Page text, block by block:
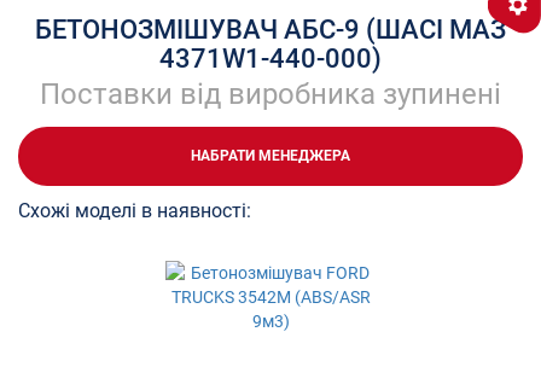
БЕТОНОЗМІШУВАЧ АБС-9 (ШАСІ МАЗ
4371W1-440-000)
Поставки від виробника зупинені
НАБРАТИ МЕНЕДЖЕРА
Схожі моделі в наявності: